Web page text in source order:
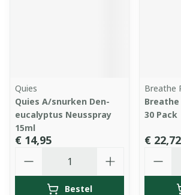
Quies
Quies A/snurken Den-
eucalyptus Neusspray
15ml
€ 14,95
Bestel
Breathe
Breathe
30 Pack
€ 22,72